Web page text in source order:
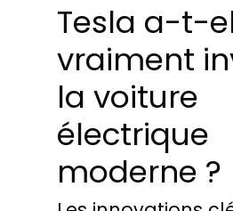
Tesla a-t-
vraiment
la voiture
électrique
moderne ?